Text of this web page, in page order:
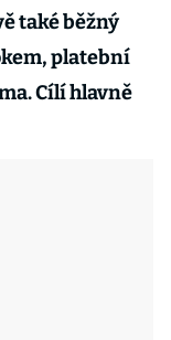
také běžný
platební
Cílí hlavně